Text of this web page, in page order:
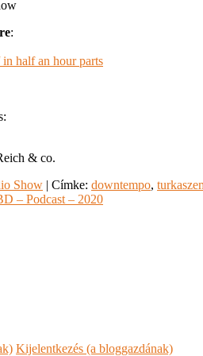
:
in half an hour parts
Show | Címke: downtempo,
– Podcast – 2020
Kijelentkezés (a bloggazdának)